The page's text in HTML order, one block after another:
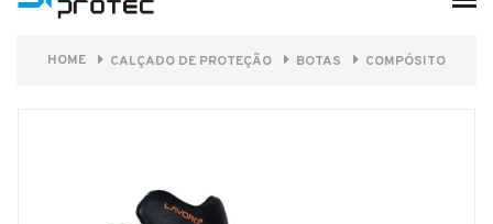
HOME CALÇADO DE PROTEÇÃO BOTAS COMPÓSITO